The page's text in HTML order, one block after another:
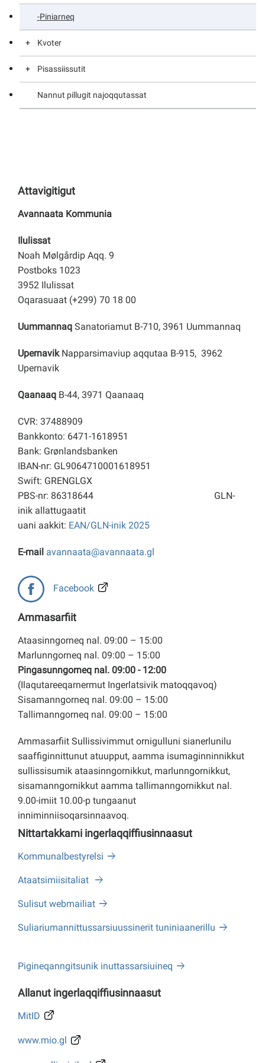
Takornarianut piniarnermut allagartaq
Tuttunut umimmannullu akuersissutinik qinnuteqarit
pisannillu nalunaarlutit
Piniarneq
Kvoter
Kvoter
Pisassiissutit
Pisassiissutit
Nannut pillugit najoqqutassat
Attavigitigut
Avannaata Kommunia
Ilulissat
Noah Mølgårdip Aqq. 9
Postboks 1023
3952 Ilulissat
Oqarasuaat (+299) 70 18 00
Uummannaq Sanatoriamut B-710, 3961 Uummannaq
Upernavik Napparsimaviup aqqutaa B-915, 3962
Upernavik
Qaanaaq B-44, 3971 Qaanaaq
CVR: 37488909
Bankkonto: 6471-1618951
Bank: Grønlandsbanken
IBAN-nr: GL9064710001618951
Swift: GRENGLGX
PBS-nr: 86318644 GLN-
inik allattugaatit
uani aakkit: EAN/GLN-inik 2025
E-mail avannaata@avannaata.gl
Facebook
Ammasarfiit
Ataasinngorneq nal. 09:00 – 15:00
Marlunngorneq nal. 09:00 – 15:00
Pingasunngorneq nal. 09:00 - 12:00
(Ilaqutareeqarnermut Ingerlatsivik matoqqavoq)
Sisamanngorneq nal. 09:00 – 15:00
Tallimanngorneq nal. 09:00 – 15:00
Ammasarfiit Sullissivimmut ornigulluni sianerlunilu
saaffiginnittunut atuupput, aamma isumaginninnikkut
sullissisumik ataasinngornikkut, marlunngornikkut,
sisamanngornikkut aamma tallimanngornikkut nal.
9.00-imiit 10.00-p tungaanut
inniminniisoqarsinnaavoq.
Nittartakkami ingerlaqqiffiusinnaasut
Kommunalbestyrelsi
Ataatsimiisitaliat
Sulisut webmailiat
Suliariumannittussarsiuussinerit tuniniaanerillu
Pigineqanngitsunik inuttassarsiuineq
Allanut ingerlaqqiffiusinnaasut
MitID
www.mio.gl